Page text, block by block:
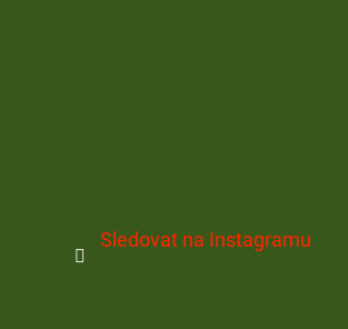
Sledovat na Instagramu